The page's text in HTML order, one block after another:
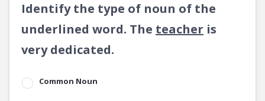
Identify the type of noun of the
underlined word. The teacher is
very dedicated.
Common Noun